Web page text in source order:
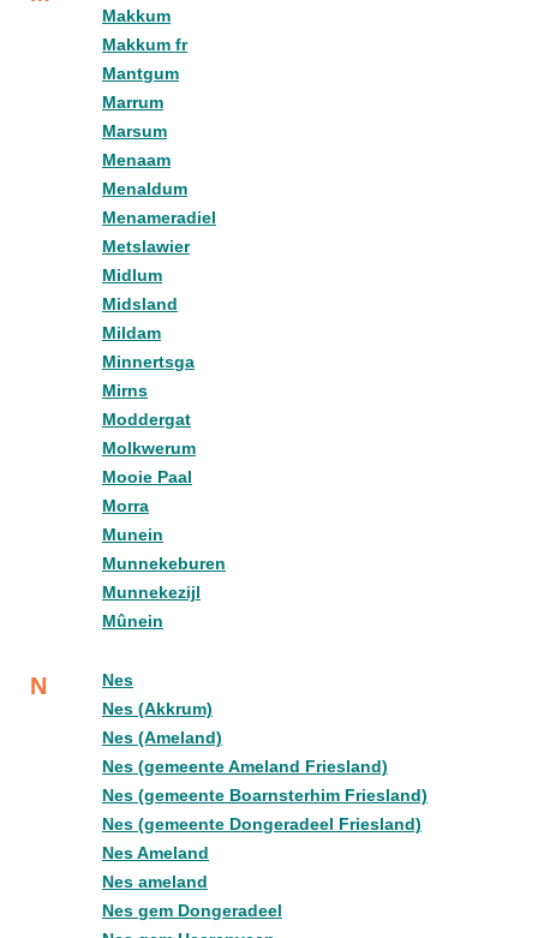
Makkum
Makkum fr
Mantgum
Marrum
Marsum
Menaam
Menaldum
Menameradiel
Metslawier
Midlum
Midsland
Mildam
Minnertsga
Mirns
Moddergat
Molkwerum
Mooie Paal
Morra
Munein
Munnekeburen
Munnekezijl
Mûnein
N
Nes
Nes (Akkrum)
Nes (Ameland)
Nes (gemeente Ameland Friesland)
Nes (gemeente Boarnsterhim Friesland)
Nes (gemeente Dongeradeel Friesland)
Nes Ameland
Nes ameland
Nes gem Dongeradeel